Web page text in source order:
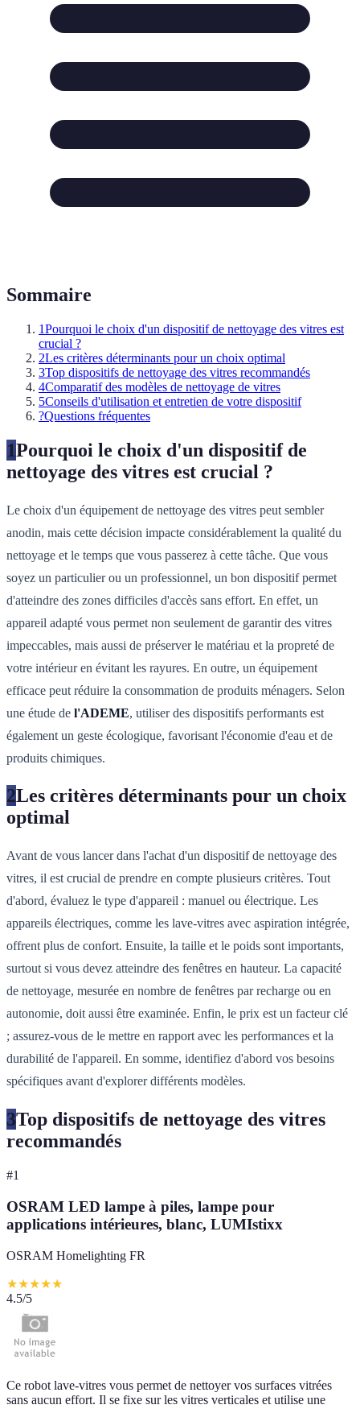
Sommaire
1Pourquoi le choix d'un dispositif de nettoyage des vitres est
crucial ?
2Les critères déterminants pour un choix optimal
3Top dispositifs de nettoyage des vitres recommandés
4Comparatif des modèles de nettoyage de vitres
5Conseils d'utilisation et entretien de votre dispositif
?Questions fréquentes
1Pourquoi le choix d'un dispositif de
nettoyage des vitres est crucial ?
Le choix d'un équipement de nettoyage des vitres peut sembler
anodin, mais cette décision impacte considérablement la qualité du
nettoyage et le temps que vous passerez à cette tâche. Que vous
soyez un particulier ou un professionnel, un bon dispositif permet
d'atteindre des zones difficiles d'accès sans effort. En effet, un
appareil adapté vous permet non seulement de garantir des vitres
impeccables, mais aussi de préserver le matériau et la propreté de
votre intérieur en évitant les rayures. En outre, un équipement
efficace peut réduire la consommation de produits ménagers. Selon
une étude de l'ADEME, utiliser des dispositifs performants est
également un geste écologique, favorisant l'économie d'eau et de
produits chimiques.
2Les critères déterminants pour un choix
optimal
Avant de vous lancer dans l'achat d'un dispositif de nettoyage des
vitres, il est crucial de prendre en compte plusieurs critères. Tout
d'abord, évaluez le type d'appareil : manuel ou électrique. Les
appareils électriques, comme les lave-vitres avec aspiration intégrée,
offrent plus de confort. Ensuite, la taille et le poids sont importants,
surtout si vous devez atteindre des fenêtres en hauteur. La capacité
de nettoyage, mesurée en nombre de fenêtres par recharge ou en
autonomie, doit aussi être examinée. Enfin, le prix est un facteur clé
; assurez-vous de le mettre en rapport avec les performances et la
durabilité de l'appareil. En somme, identifiez d'abord vos besoins
spécifiques avant d'explorer différents modèles.
3Top dispositifs de nettoyage des vitres
recommandés
#1
OSRAM LED lampe à piles, lampe pour
applications intérieures, blanc, LUMIstixx
OSRAM Homelighting FR
★★★★★
4.5/5
Ce robot lave-vitres vous permet de nettoyer vos surfaces vitrées
sans aucun effort. Il se fixe sur les vitres verticales et utilise une